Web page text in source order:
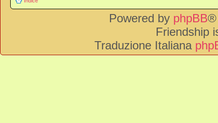
Powered by phpBB®
Friendship
Traduzione Italiana